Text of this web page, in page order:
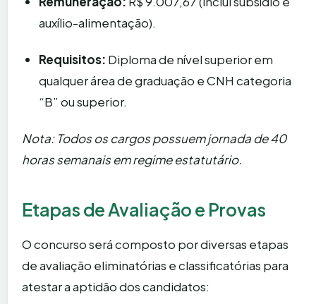
auxílio-alimentação).
Requisitos: Diploma de nível superior em
qualquer área de graduação e CNH categoria
“B” ou superior.
Nota: Todos os cargos possuem jornada de 40
horas semanais em regime estatutário.
Etapas de Avaliação e Provas
O concurso será composto por diversas etapas
de avaliação eliminatórias e classificatórias para
atestar a aptidão dos candidatos: